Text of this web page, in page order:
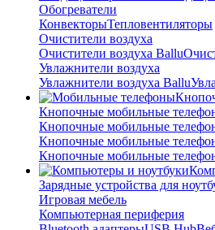
Обогреватели
КонвекторыТепловентиляторы
Очистители воздуха
Очистители воздуха Ballu
Увлажнители воздуха
Увлажнители воздуха Ballu
Кнопочные мобильные
Кнопочные мобильные
Кнопочные мобильные
Кнопочные мобильные
Зарядные устройства для
Игровая мебель
Компьютерная периферия